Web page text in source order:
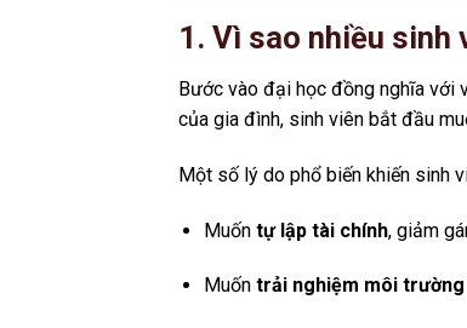
1. Vì sao nhiều sinh
Bước vào đại học đồng nghĩa với
của gia đình, sinh viên bắt đầu
Một số lý do phổ biến khiến sinh
Muốn tự lập tài chính, giảm
Muốn trải nghiệm môi